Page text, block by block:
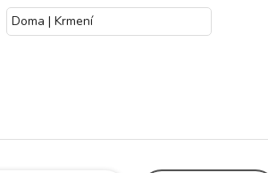
Doma | Krmení